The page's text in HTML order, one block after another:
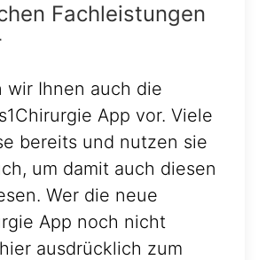
Fachleistungen
wir Ihnen auch die
App vor. Viele
bereits und nutzen sie
um damit auch diesen
Wer die neue
App noch nicht
ausdrücklich zum